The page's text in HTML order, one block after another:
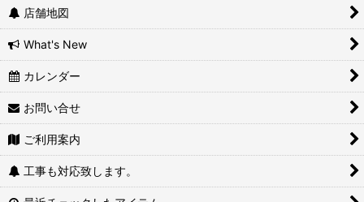
店舗地図
What's New
カレンダー
お問い合せ
ご利用案内
工事も対応致します。